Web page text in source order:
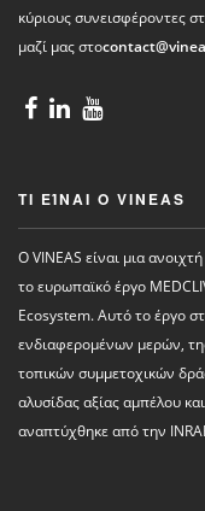
κύριους συνεισφέροντες
μαζί μας στο
ΤΙ ΕΊΝΑΙ Ο VINEAS
Ο VINEAS είναι μια
το ευρωπαϊκό έργο
Ecosystem. Αυτό το έργο
ενδιαφερομένων μερών,
τοπικών συμμετοχικών
αλυσίδας αξίας αμπέλου
αναπτύχθηκε από την